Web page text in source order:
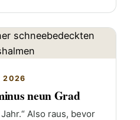
2026
neun Grad
Also raus, bevor